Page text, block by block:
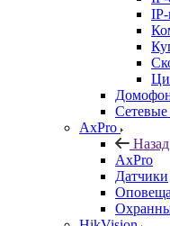
AxPro
Назад
AxPro
Датчики